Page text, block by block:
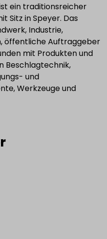
ist ein traditionsreicher
Sitz in Speyer. Das
Industrie,
öffentliche Auftraggeber
mit Produkten und
Beschlagtechnik,
und
Werkzeuge und